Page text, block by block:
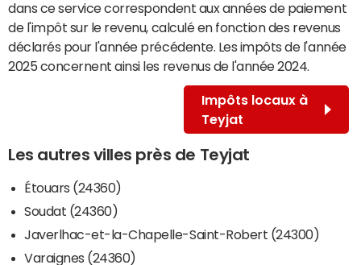
dans ce service correspondent aux années de paiement
de l'impôt sur le revenu, calculé en fonction des revenus
déclarés pour l'année précédente. Les impôts de l'année
2025 concernent ainsi les revenus de l'année 2024.
Impôts locaux à
Teyjat
Les autres villes près de Teyjat
Étouars (24360)
Soudat (24360)
Javerlhac-et-la-Chapelle-Saint-Robert (24300)
Varaignes (24360)